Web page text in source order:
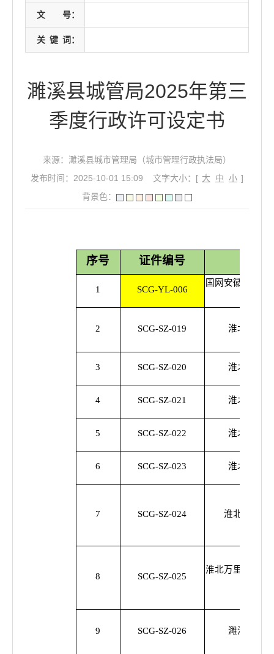
文 号：
关 键 词：
濉溪县城管局2025年第三
季度行政许可设定书
来源：濉溪县城市管理局（城市管理行政执法局）
发布时间：2025-10-01 15:09
文字大小：[ 大 中 小 ]
背景色：
序号 证件编号
1 SCG-YL-006
国网安徽省电力
2 SCG-SZ-019 淮北华润
3 SCG-SZ-020 淮北华润
4 SCG-SZ-021 淮北华润
5 SCG-SZ-022 淮北华润
6 SCG-SZ-023 淮北华润
7 SCG-SZ-024 淮北市排水
8 SCG-SZ-025
淮北万里电力工
9 SCG-SZ-026 濉溪深科